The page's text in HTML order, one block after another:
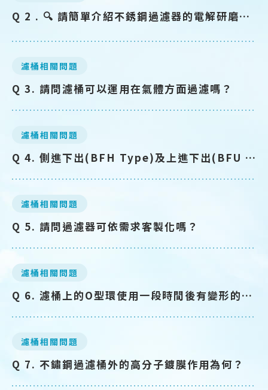
Q 2 . 🔍 請簡單介紹不銹鋼過濾器的電解研磨表面處理流程？
濾桶相關問題
Q 3. 請問濾桶可以運用在氣體方面過濾嗎？
濾桶相關問題
Q 4. 側進下出(BFH Type)及上進下出(BFU Type)使用上會有不同嗎？
濾桶相關問題
Q 5. 請問過濾器可依需求客製化嗎？
濾桶相關問題
Q 6. 濾桶上的O型環使用一段時間後有變形的情況該如何解決呢？
濾桶相關問題
Q 7. 不鏽鋼過濾桶外的高分子鍍膜作用為何？